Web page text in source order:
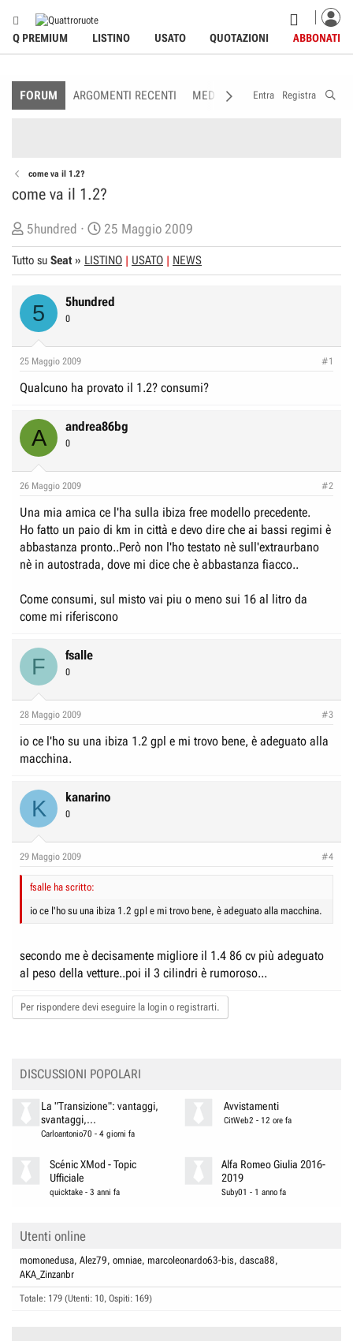
Q PREMIUM LISTINO USATO QUOTAZIONI ABBONATI
FORUM ARGOMENTI RECENTI MEDIA MEMBRI
Entra Registra
come va il 1.2?
come va il 1.2?
C
r
e
t
e
i
s
u
s
s
i
o
n
e
5hundred
D
a
t
d
i
o
25 Maggio 2009
Tutto su Seat» LISTINO USATO NEWS
5 5hundred
0
25 Maggio 2009 #1
Qualcuno ha provato il 1.2? consumi?
A andrea86bg
0
26 Maggio 2009 #2
Una mia amica ce l'ha sulla ibiza free modello precedente.
Ho fatto un paio di km in città e devo dire che ai bassi regimi è
abbastanza pronto..Però non l'ho testato nè sull'extraurbano
nè in autostrada, dove mi dice che è abbastanza fiacco..
Come consumi, sul misto vai piu o meno sui 16 al litro da
come mi riferiscono
F fsalle
0
28 Maggio 2009 #3
io ce l'ho su una ibiza 1.2 gpl e mi trovo bene, è adeguato alla
macchina.
K kanarino
0
29 Maggio 2009 #4
fsalle ha scritto:
io ce l'ho su una ibiza 1.2 gpl e mi trovo bene, è adeguato alla macchina.
secondo me è decisamente migliore il 1.4 86 cv più adeguato
al peso della vetture..poi il 3 cilindri è rumoroso...
Per rispondere devi eseguire la login o registrarti.
DISCUSSIONI POPOLARI
La "Transizione": vantaggi,
svantaggi,...
Carloantonio70 - 4 giorni fa
Avvistamenti
CitWeb2 - 12 ore fa
Scénic XMod - Topic
Ufficiale
quicktake -3 anni fa
Alfa Romeo Giulia 2016-
2019
Suby01 - 1 anno fa
Utenti online
momonedusa Alez79 omniae marcoleonardo63-bis dasca88
AKA_Zinzanbr
Totale: 179 (Utenti: 10, Ospiti: 169)